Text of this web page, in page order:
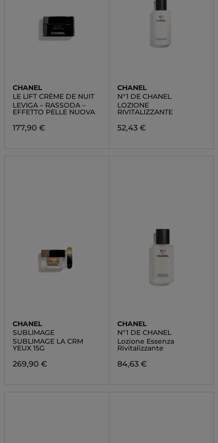
CHANEL
LE LIFT CRÈME DE NUIT
LEVIGA – RASSODA –
EFFETTO PELLE NUOVA
177,90 €
CHANEL
N°1 DE CHANEL
LOZIONE
RIVITALIZZANTE
52,43 €
CHANEL
SUBLIMAGE
SUBLIMAGE LA CRM
YEUX 15G
269,90 €
CHANEL
N°1 DE CHANEL
Lozione Essenza
Rivitalizzante
84,63 €